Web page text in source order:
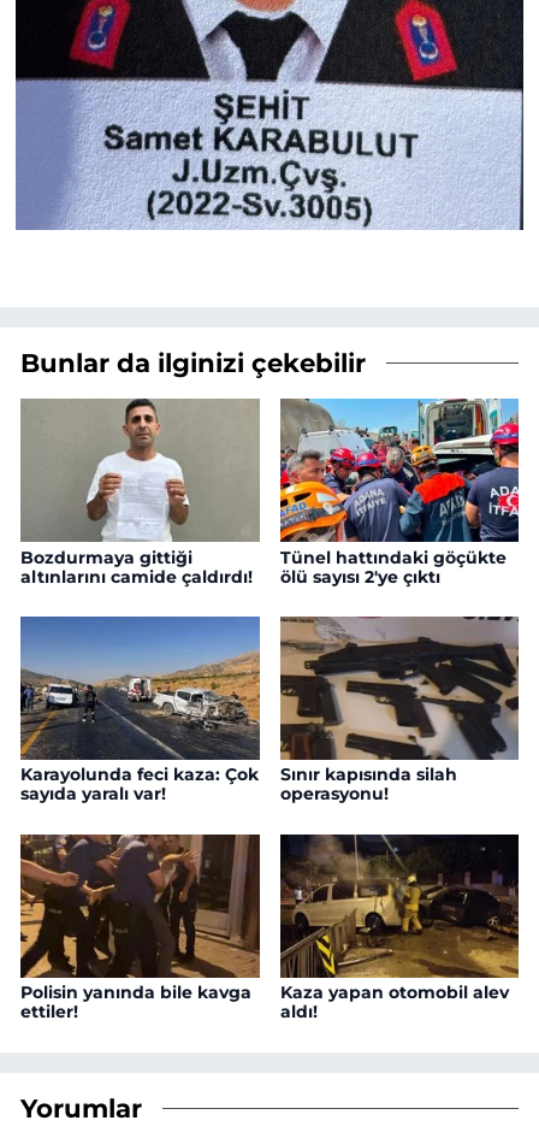
Bunlar da ilginizi çekebilir
Bozdurmaya gittiği
altınlarını camide çaldırdı!
Tünel hattındaki göçükte
ölü sayısı 2'ye çıktı
Karayolunda feci kaza: Çok
sayıda yaralı var!
Sınır kapısında silah
operasyonu!
Polisin yanında bile kavga
ettiler!
Kaza yapan otomobil alev
aldı!
Yorumlar